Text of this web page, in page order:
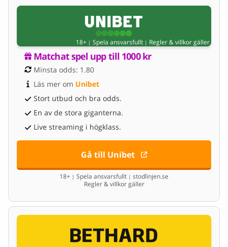
18+ | Spela ansvarsfullt | Regler & villkor gäller
Matchat spel upp till 1000 kr
Minsta odds: 1.80
Läs mer om Unibet
Stort utbud och bra odds.
En av de stora giganterna.
Live streaming i högklass.
Gå till Unibet
18+ | Spela ansvarsfullt | stodlinjen.se
Regler & villkor gäller